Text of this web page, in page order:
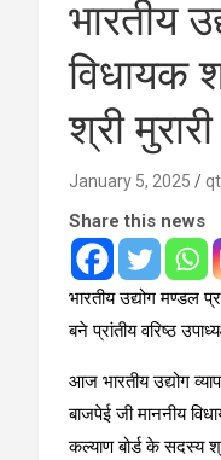
भारतीय
विधायक
श्री
January 5, 2025
Share this news
भारतीय उद्योग मण्डल
बने प्रांतीय वरिष्ठ
आज भारतीय उद्योग
बाजपेई जी माननीय
कल्याण बोर्ड के सदस्य